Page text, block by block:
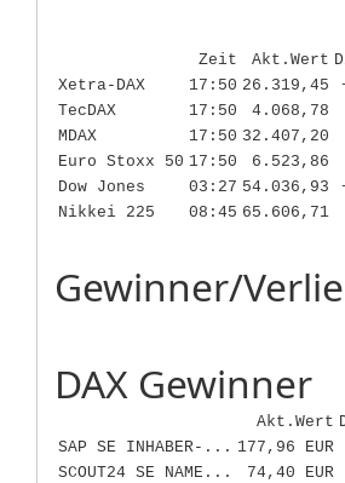
Zeit Akt.Wert
Xetra-DAX
17:50 26.319,45
TecDAX
17:50 4.068,78
MDAX
17:50 32.407,20
Euro Stoxx 50 17:50 6.523,86
Dow Jones
03:27 54.036,93
Nikkei 225
08:45 65.606,71
Gewinner/
DAX Gewinner
Akt.Wert
SAP SE INHABER-... 177,96 EUR
SCOUT24 SE NAME...
74,40 EUR